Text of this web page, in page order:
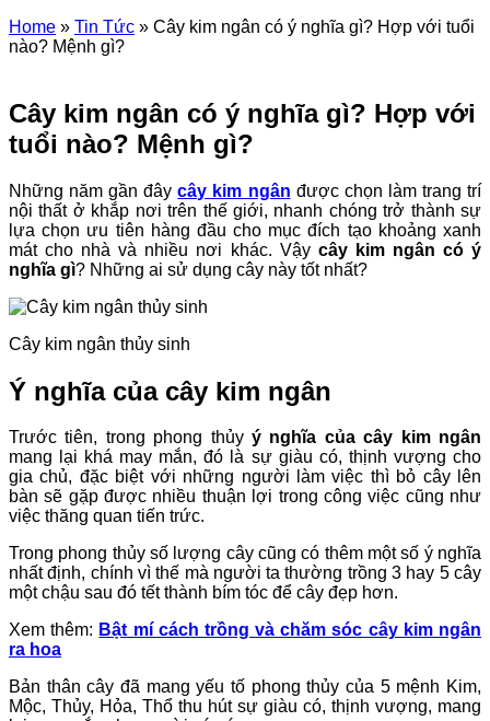
Home » Tin Tức » Cây kim ngân có ý nghĩa gì? Hợp với tuổi
nào? Mệnh gì?
Cây kim ngân có ý nghĩa gì? Hợp với
tuổi nào? Mệnh gì?
Những năm gần đâycây kim ngân được chọn làm trang trí
nội thất ở khắp nơi trên thế giới, nhanh chóng trở thành sự
lựa chọn ưu tiên hàng đầu cho mục đích tạo khoảng xanh
mát cho nhà và nhiều nơi khác. Vậy cây kim ngân có ý
nghĩa gì? Những ai sử dụng cây này tốt nhất?
Cây kim ngân thủy sinh
Ý nghĩa của cây kim ngân
Trước tiên, trong phong thủy ý nghĩa của cây kim ngân
mang lại khá may mắn, đó là sự giàu có, thịnh vượng cho
gia chủ, đặc biệt với những người làm việc thì bỏ cây lên
bàn sẽ gặp được nhiều thuận lợi trong công việc cũng như
việc thăng quan tiến trức.
Trong phong thủy số lượng cây cũng có thêm một số ý nghĩa
nhất định, chính vì thế mà người ta thường trồng 3 hay 5 cây
một chậu sau đó tết thành bím tóc để cây đẹp hơn.
Xem thêm: Bật mí cách trồng và chăm sóc cây kim ngân
ra hoa
Bản thân cây đã mang yếu tố phong thủy của 5 mệnh Kim,
Mộc, Thủy, Hỏa, Thổ thu hút sự giàu có, thịnh vượng, mang